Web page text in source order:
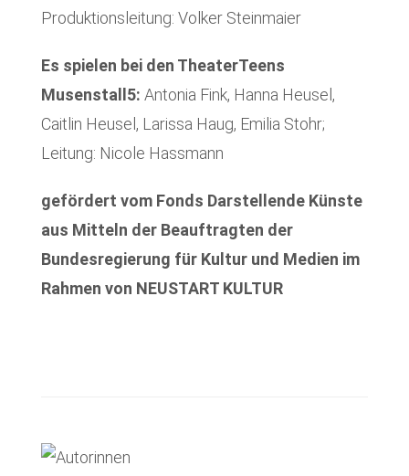
Produktionsleitung: Volker Steinmaier
Es spielen bei den TheaterTeens
Musenstall5: Antonia Fink, Hanna Heusel,
Caitlin Heusel, Larissa Haug, Emilia Stohr;
Leitung: Nicole Hassmann
gefördert vom Fonds Darstellende Künste
aus Mitteln der Beauftragten der
Bundesregierung für Kultur und Medien im
Rahmen von NEUSTART KULTUR